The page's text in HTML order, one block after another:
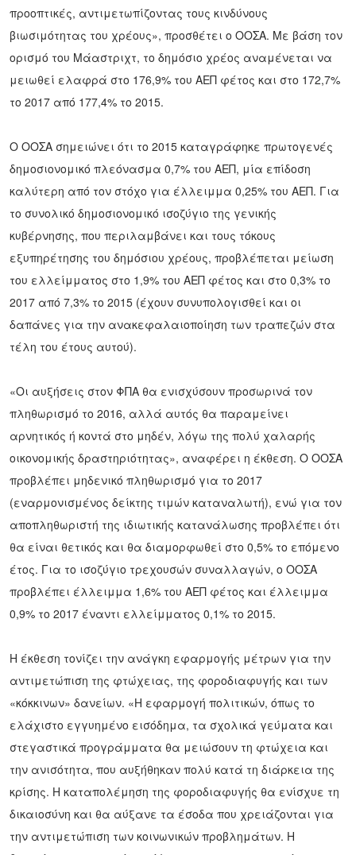
προοπτικές, αντιμετωπίζοντας τους κινδύνους
βιωσιμότητας του χρέους», προσθέτει ο ΟΟΣΑ. Με βάση τον
ορισμό του Μάαστριχτ, το δημόσιο χρέος αναμένεται να
μειωθεί ελαφρά στο 176,9% του ΑΕΠ φέτος και στο 172,7%
το 2017 από 177,4% το 2015.
Ο ΟΟΣΑ σημειώνει ότι το 2015 καταγράφηκε πρωτογενές
δημοσιονομικό πλεόνασμα 0,7% του ΑΕΠ, μία επίδοση
καλύτερη από τον στόχο για έλλειμμα 0,25% του ΑΕΠ. Για
το συνολικό δημοσιονομικό ισοζύγιο της γενικής
κυβέρνησης, που περιλαμβάνει και τους τόκους
εξυπηρέτησης του δημόσιου χρέους, προβλέπεται μείωση
του ελλείμματος στο 1,9% του ΑΕΠ φέτος και στο 0,3% το
2017 από 7,3% το 2015 (έχουν συνυπολογισθεί και οι
δαπάνες για την ανακεφαλαιοποίηση των τραπεζών στα
τέλη του έτους αυτού).
«Οι αυξήσεις στον ΦΠΑ θα ενισχύσουν προσωρινά τον
πληθωρισμό το 2016, αλλά αυτός θα παραμείνει
αρνητικός ή κοντά στο μηδέν, λόγω της πολύ χαλαρής
οικονομικής δραστηριότητας», αναφέρει η έκθεση. Ο ΟΟΣΑ
προβλέπει μηδενικό πληθωρισμό για το 2017
(εναρμονισμένος δείκτης τιμών καταναλωτή), ενώ για τον
αποπληθωριστή της ιδιωτικής κατανάλωσης προβλέπει ότι
θα είναι θετικός και θα διαμορφωθεί στο 0,5% το επόμενο
έτος. Για το ισοζύγιο τρεχουσών συναλλαγών, ο ΟΟΣΑ
προβλέπει έλλειμμα 1,6% του ΑΕΠ φέτος και έλλειμμα
0,9% το 2017 έναντι ελλείμματος 0,1% το 2015.
Η έκθεση τονίζει την ανάγκη εφαρμογής μέτρων για την
αντιμετώπιση της φτώχειας, της φοροδιαφυγής και των
«κόκκινων» δανείων. «Η εφαρμογή πολιτικών, όπως το
ελάχιστο εγγυημένο εισόδημα, τα σχολικά γεύματα και
στεγαστικά προγράμματα θα μειώσουν τη φτώχεια και
την ανισότητα, που αυξήθηκαν πολύ κατά τη διάρκεια της
κρίσης. Η καταπολέμηση της φοροδιαφυγής θα ενίσχυε τη
δικαιοσύνη και θα αύξανε τα έσοδα που χρειάζονται για
την αντιμετώπιση των κοινωνικών προβλημάτων. Η